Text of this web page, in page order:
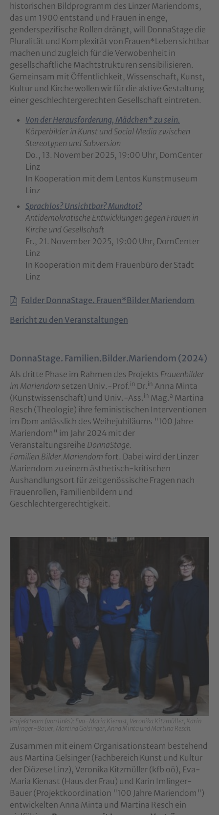
historischen Bildprogramm des Linzer Mariendoms,
das um 1900 entstand und Frauen in enge,
genderspezifische Rollen drängt, will DonnaStage die
Pluralität und Komplexität von Frauen*Leben sichtbar
machen und zugleich für die Verwobenheit in
gesellschaftliche Machtstrukturen sensibilisieren.
Gemeinsam mit Öffentlichkeit, Wissenschaft, Kunst,
Kultur und Kirche wollen wir für die aktive Gestaltung
einer geschlechtergerechten Gesellschaft eintreten.
Von der Herausforderung, Mädchen* zu sein.
Körperbilder in Kunst und Social Media zwischen
Stereotypen und Subversion
Do., 13. November 2025, 19:00 Uhr, DomCenter
Linz
In Kooperation mit dem Lentos Kunstmuseum
Linz
Sprachlos? Unsichtbar? Mundtot?
Antidemokratische Entwicklungen gegen Frauen in
Kirche und Gesellschaft
Fr., 21. November 2025, 19:00 Uhr, DomCenter
Linz
In Kooperation mit dem Frauenbüro der Stadt
Linz
Folder DonnaStage. Frauen*Bilder Mariendom
Bericht zu den Veranstaltungen
DonnaStage. Familien.Bilder.Mariendom (2024)
Als dritte Phase im Rahmen des Projekts Frauenbilder
im Mariendom setzen Univ.-Prof. in Dr. in Anna Minta
(Kunstwissenschaft) und Univ.-Ass. in Mag. a Martina
Resch (Theologie) ihre feministischen Interventionen
im Dom anlässlich des Weihejubiläums "100 Jahre
Mariendom" im Jahr 2024 mit der
Veranstaltungsreihe DonnaStage.
Familien.Bilder.Mariendom fort. Dabei wird der Linzer
Mariendom zu einem ästhetisch-kritischen
Aushandlungsort für zeitgenössische Fragen nach
Frauenrollen, Familienbildern und
Geschlechtergerechtigkeit.
Show larger version for:
Projektteam (von links): Eva-Maria Kienast, Veronika Kitzmüller, Karin
Imlinger-Bauer, Martina Gelsinger, Anna Minta und Martina Resch.
Zusammen mit einem Organisationsteam bestehend
aus Martina Gelsinger (Fachbereich Kunst und Kultur
der Diözese Linz), Veronika Kitzmüller (kfb oö), Eva-
Maria Kienast (Haus der Frau) und Karin Imlinger-
Bauer (Projektkoordination "100 Jahre Mariendom")
entwickelten Anna Minta und Martina Resch ein